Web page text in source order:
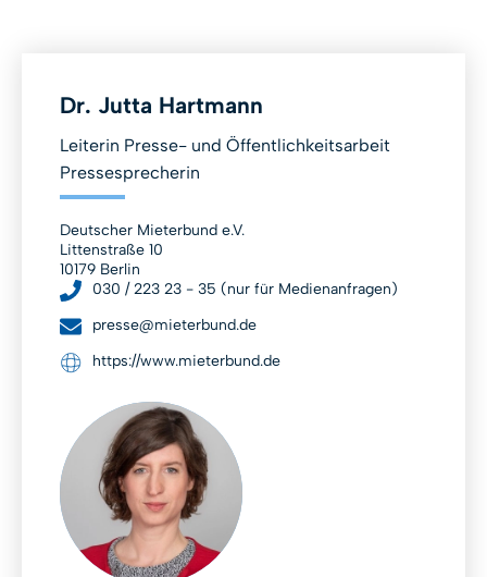
Dr. Jutta Hartmann
Leiterin Presse- und Öffentlichkeitsarbeit
Pressesprecherin
Deutscher Mieterbund e.V.
Littenstraße 10
10179 Berlin
030 / 223 23 - 35 (nur für Medienanfragen)
presse@mieterbund.de
https://www.mieterbund.de